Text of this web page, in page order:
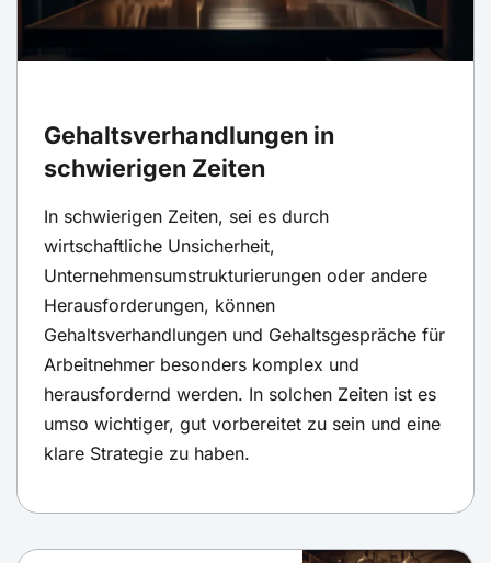
Gehaltsverhandlungen in
schwierigen Zeiten
In schwierigen Zeiten, sei es durch
wirtschaftliche Unsicherheit,
Unternehmensumstrukturierungen oder andere
Herausforderungen, können
Gehaltsverhandlungen und Gehaltsgespräche für
Arbeitnehmer besonders komplex und
herausfordernd werden. In solchen Zeiten ist es
umso wichtiger, gut vorbereitet zu sein und eine
klare Strategie zu haben.